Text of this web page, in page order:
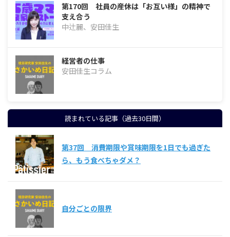
第170回 社員の産休は「お互い様」の精神で
支え合う
中辻麗、安田佳生
経営者の仕事
安田佳生コラム
読まれている記事（過去30日間）
第37回 消費期限や賞味期限を1日でも過ぎた
ら、もう食べちゃダメ？
自分ごとの限界